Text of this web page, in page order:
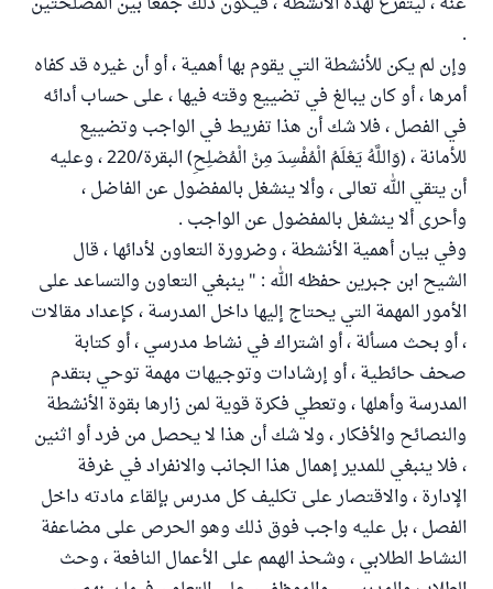
.
وإن لم يكن للأنشطة التي يقوم بها أهمية ، أو أن غيره قد كفاه
أمرها ، أو كان يبالغ في تضييع وقته فيها ، على حساب أدائه
في الفصل ، فلا شك أن هذا تفريط في الواجب وتضييع
للأمانة ، (وَاللَّهُ يَعْلَمُ الْمُفْسِدَ مِنْ الْمُصْلِحِ) البقرة/220 ، وعليه
أن يتقي الله تعالى ، وألا ينشغل بالمفضول عن الفاضل ،
وأحرى ألا ينشغل بالمفضول عن الواجب .
وفي بيان أهمية الأنشطة ، وضرورة التعاون لأدائها ، قال
الشيح ابن جبرين حفظه الله : " ينبغي التعاون والتساعد على
الأمور المهمة التي يحتاج إليها داخل المدرسة ، كإعداد مقالات
، أو بحث مسألة ، أو اشتراك في نشاط مدرسي ، أو كتابة
صحف حائطية ، أو إرشادات وتوجيهات مهمة توحي بتقدم
المدرسة وأهلها ، وتعطي فكرة قوية لمن زارها بقوة الأنشطة
والنصائح والأفكار ، ولا شك أن هذا لا يحصل من فرد أو اثنين
، فلا ينبغي للمدير إهمال هذا الجانب والانفراد في غرفة
الإدارة ، والاقتصار على تكليف كل مدرس بإلقاء مادته داخل
الفصل ، بل عليه واجب فوق ذلك وهو الحرص على مضاعفة
النشاط الطلابي ، وشحذ الهمم على الأعمال النافعة ، وحث